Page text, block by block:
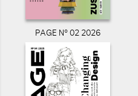
PAGE N° 02 2026